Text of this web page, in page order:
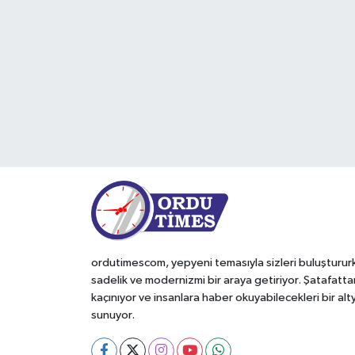
ordutimescom, yepyeni temasıyla sizleri
sadelik ve modernizmi bir araya getiriyor.
kaçınıyor ve insanlara haber okuyabilecekleri bir
sunuyor.